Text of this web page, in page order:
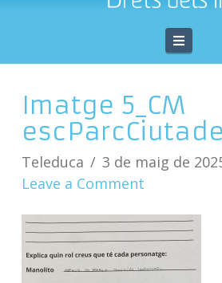
Imatge 5_CM
Teleduca
3 de maig de
Leave a Comment